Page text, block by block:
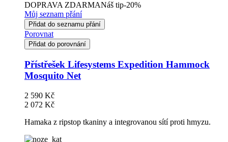
DOPRAVA ZDARMANáš tip-20%
Můj seznam přání
Přidat do seznamu přání
Porovnat
Přidat do porovnání
Přístřešek Lifesystems Expedition Hammock
Mosquito Net
2 590 Kč
2 072 Kč
Hamaka z ripstop tkaniny a integrovanou sítí proti hmyzu.